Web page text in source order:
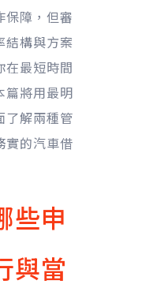
保障，但審
結構與方案
在最短時間
篇將用最明
了解兩種管
實的汽車借
些申
與當